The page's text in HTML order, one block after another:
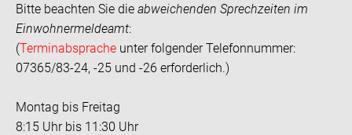
Bitte beachten Sie die abweichenden Sprechzeiten im
Einwohnermeldeamt:
(Terminabsprache unter folgender Telefonnummer:
07365/83-24, -25 und -26 erforderlich.)
Montag bis Freitag
8:15 Uhr bis 11:30 Uhr